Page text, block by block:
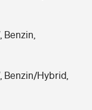
Benzin,
Benzin/Hybrid,